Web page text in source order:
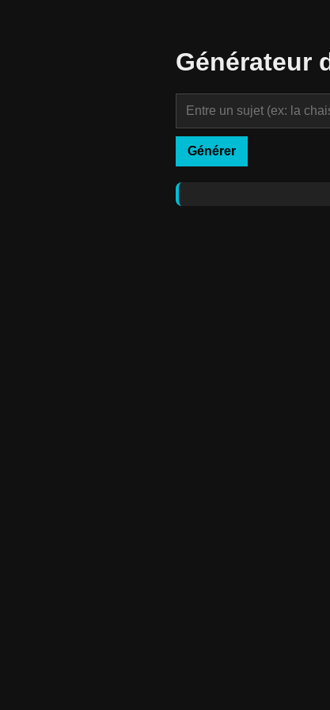
Générateur
Générer